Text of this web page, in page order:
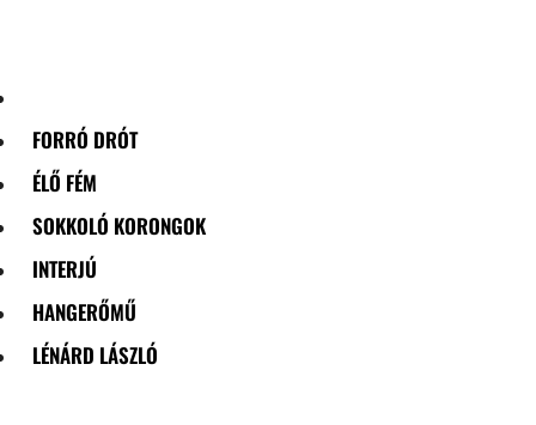
FORRÓ DRÓT
ÉLŐ FÉM
SOKKOLÓ KORONGOK
INTERJÚ
HANGERŐMŰ
LÉNÁRD LÁSZLÓ